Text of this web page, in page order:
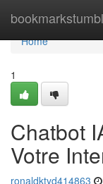
Home
Home
1
Chatbot
Votre
ronaldktyd414863